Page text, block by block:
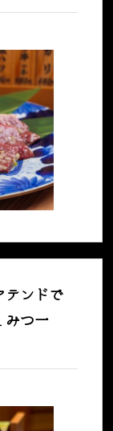
テンドで
みつ一